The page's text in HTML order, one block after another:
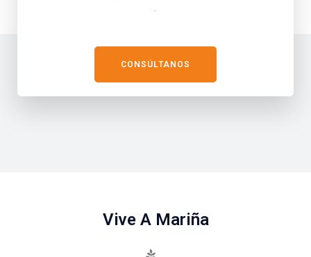
.
CONSÚLTANOS
Vive A Mariña